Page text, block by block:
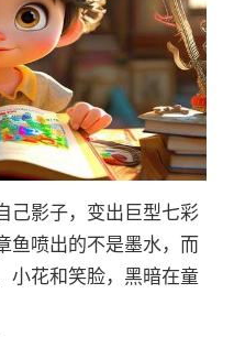
己影子，变出巨型七彩
鱼喷出的不是墨水，而
小花和笑脸，黑暗在童